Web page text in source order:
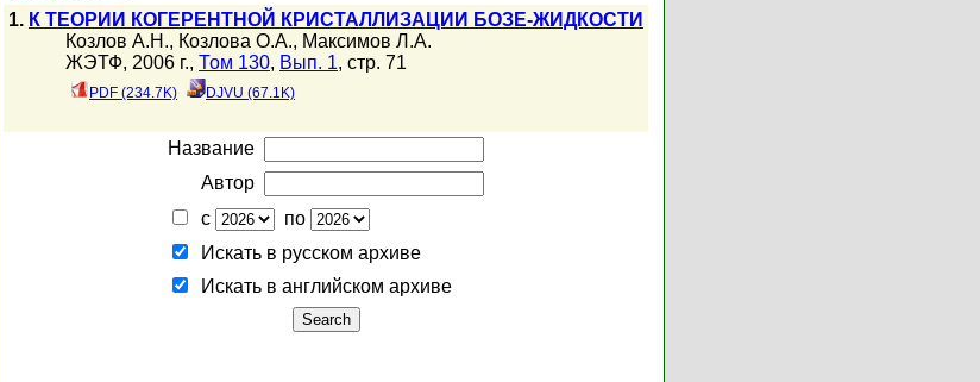
1. К ТЕОРИИ КОГЕРЕНТНОЙ КРИСТАЛЛИЗАЦИИ БОЗЕ-ЖИДКОСТИ
Козлов А.Н., Козлова О.А., Максимов Л.А.
ЖЭТФ, 2006 г., Том 130, Вып. 1, стр. 71
PDF (234.7K) DJVU (67.1K)
Название
Автор
с
по
Искать в русском архиве
Искать в английском архиве